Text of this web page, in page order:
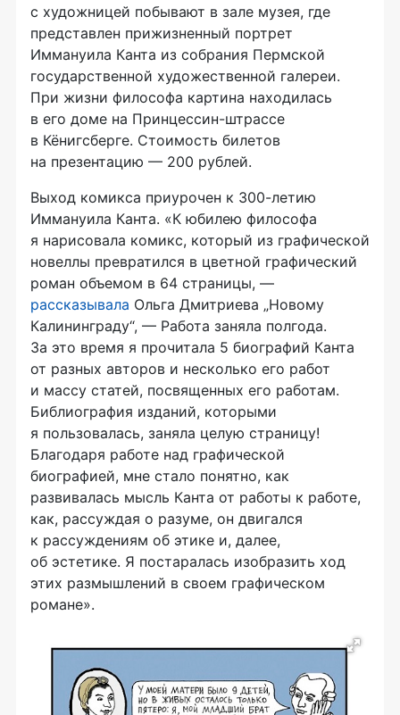
с художницей побывают в зале музея, где
представлен прижизненный портрет
Иммануила Канта из собрания Пермской
государственной художественной галереи.
При жизни философа картина находилась
в его доме на Принцессин-штрассе
в Кёнигсберге. Стоимость билетов
на презентацию — 200 рублей.
Выход комикса приурочен к 300-летию
Иммануила Канта. «К юбилею философа
я нарисовала комикс, который из графической
новеллы превратился в цветной графический
роман объемом в 64 страницы, —
рассказывала Ольга Дмитриева „Новому
Калининграду“, — Работа заняла полгода.
За это время я прочитала 5 биографий Канта
от разных авторов и несколько его работ
и массу статей, посвященных его работам.
Библиография изданий, которыми
я пользовалась, заняла целую страницу!
Благодаря работе над графической
биографией, мне стало понятно, как
развивалась мысль Канта от работы к работе,
как, рассуждая о разуме, он двигался
к рассуждениям об этике и, далее,
об эстетике. Я постаралась изобразить ход
этих размышлений в своем графическом
романе».